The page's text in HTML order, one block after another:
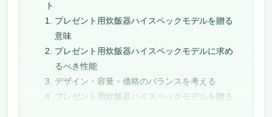
ト
プレゼント用炊飯器ハイスペックモデルを贈る
意味
プレゼント用炊飯器ハイスペックモデルに求め
るべき性能
デザイン・容量・価格のバランスを考える
プレゼント用炊飯器ハイスペックモデルを贈る